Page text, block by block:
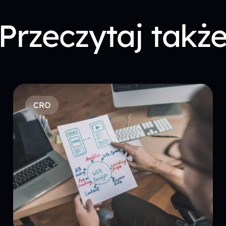
CRO